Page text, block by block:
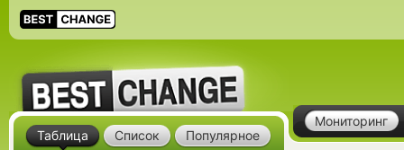
Мониторинг
Таблица Список Популярное